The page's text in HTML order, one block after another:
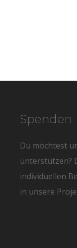
Spenden
Du möchtest
unterstützen?
individuellen
in unsere